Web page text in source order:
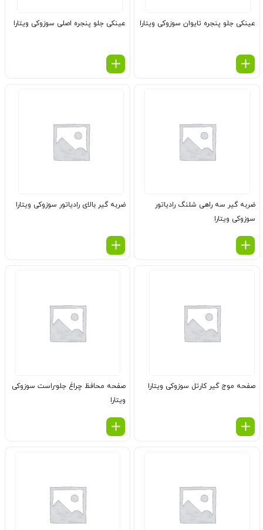
عینكی جلو پنجره تایوان سوزوکی ویتارا عینكی جلو پنجره اصلی سوزوکی ویتارا
ضربه گیر سه راهی شلنگ رادیاتور
سوزوکی ویتارا
ضربه گیر بالای رادیاتور سوزوکی ویتارا
صفحه موج گیر كارتل سوزوکی ویتارا
صفحه محافظ چراغ جلو-راست سوزوکی
ویتارا